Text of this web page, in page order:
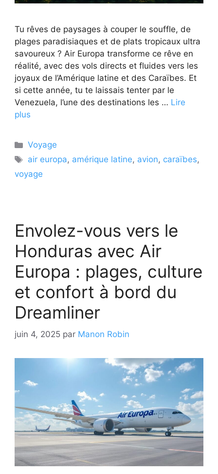
Tu rêves de paysages à couper le souffle, de
plages paradisiaques et de plats tropicaux ultra
savoureux ? Air Europa transforme ce rêve en
réalité, avec des vols directs et fluides vers les
joyaux de l’Amérique latine et des Caraïbes. Et
si cette année, tu te laissais tenter par le
Venezuela, l’une des destinations les … Lire
plus
Catégories
Voyage
Étiquettes
air europa, amérique latine, avion, caraïbes,
voyage
Envolez-vous vers le
Honduras avec Air
Europa : plages, culture
et confort à bord du
Dreamliner
juin 4, 2025 par Manon Robin